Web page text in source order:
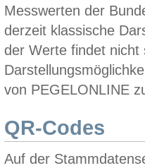
Messwerten der
derzeit klassische
der Werte findet
von PEGELONLINE
QR-Codes
Auf der